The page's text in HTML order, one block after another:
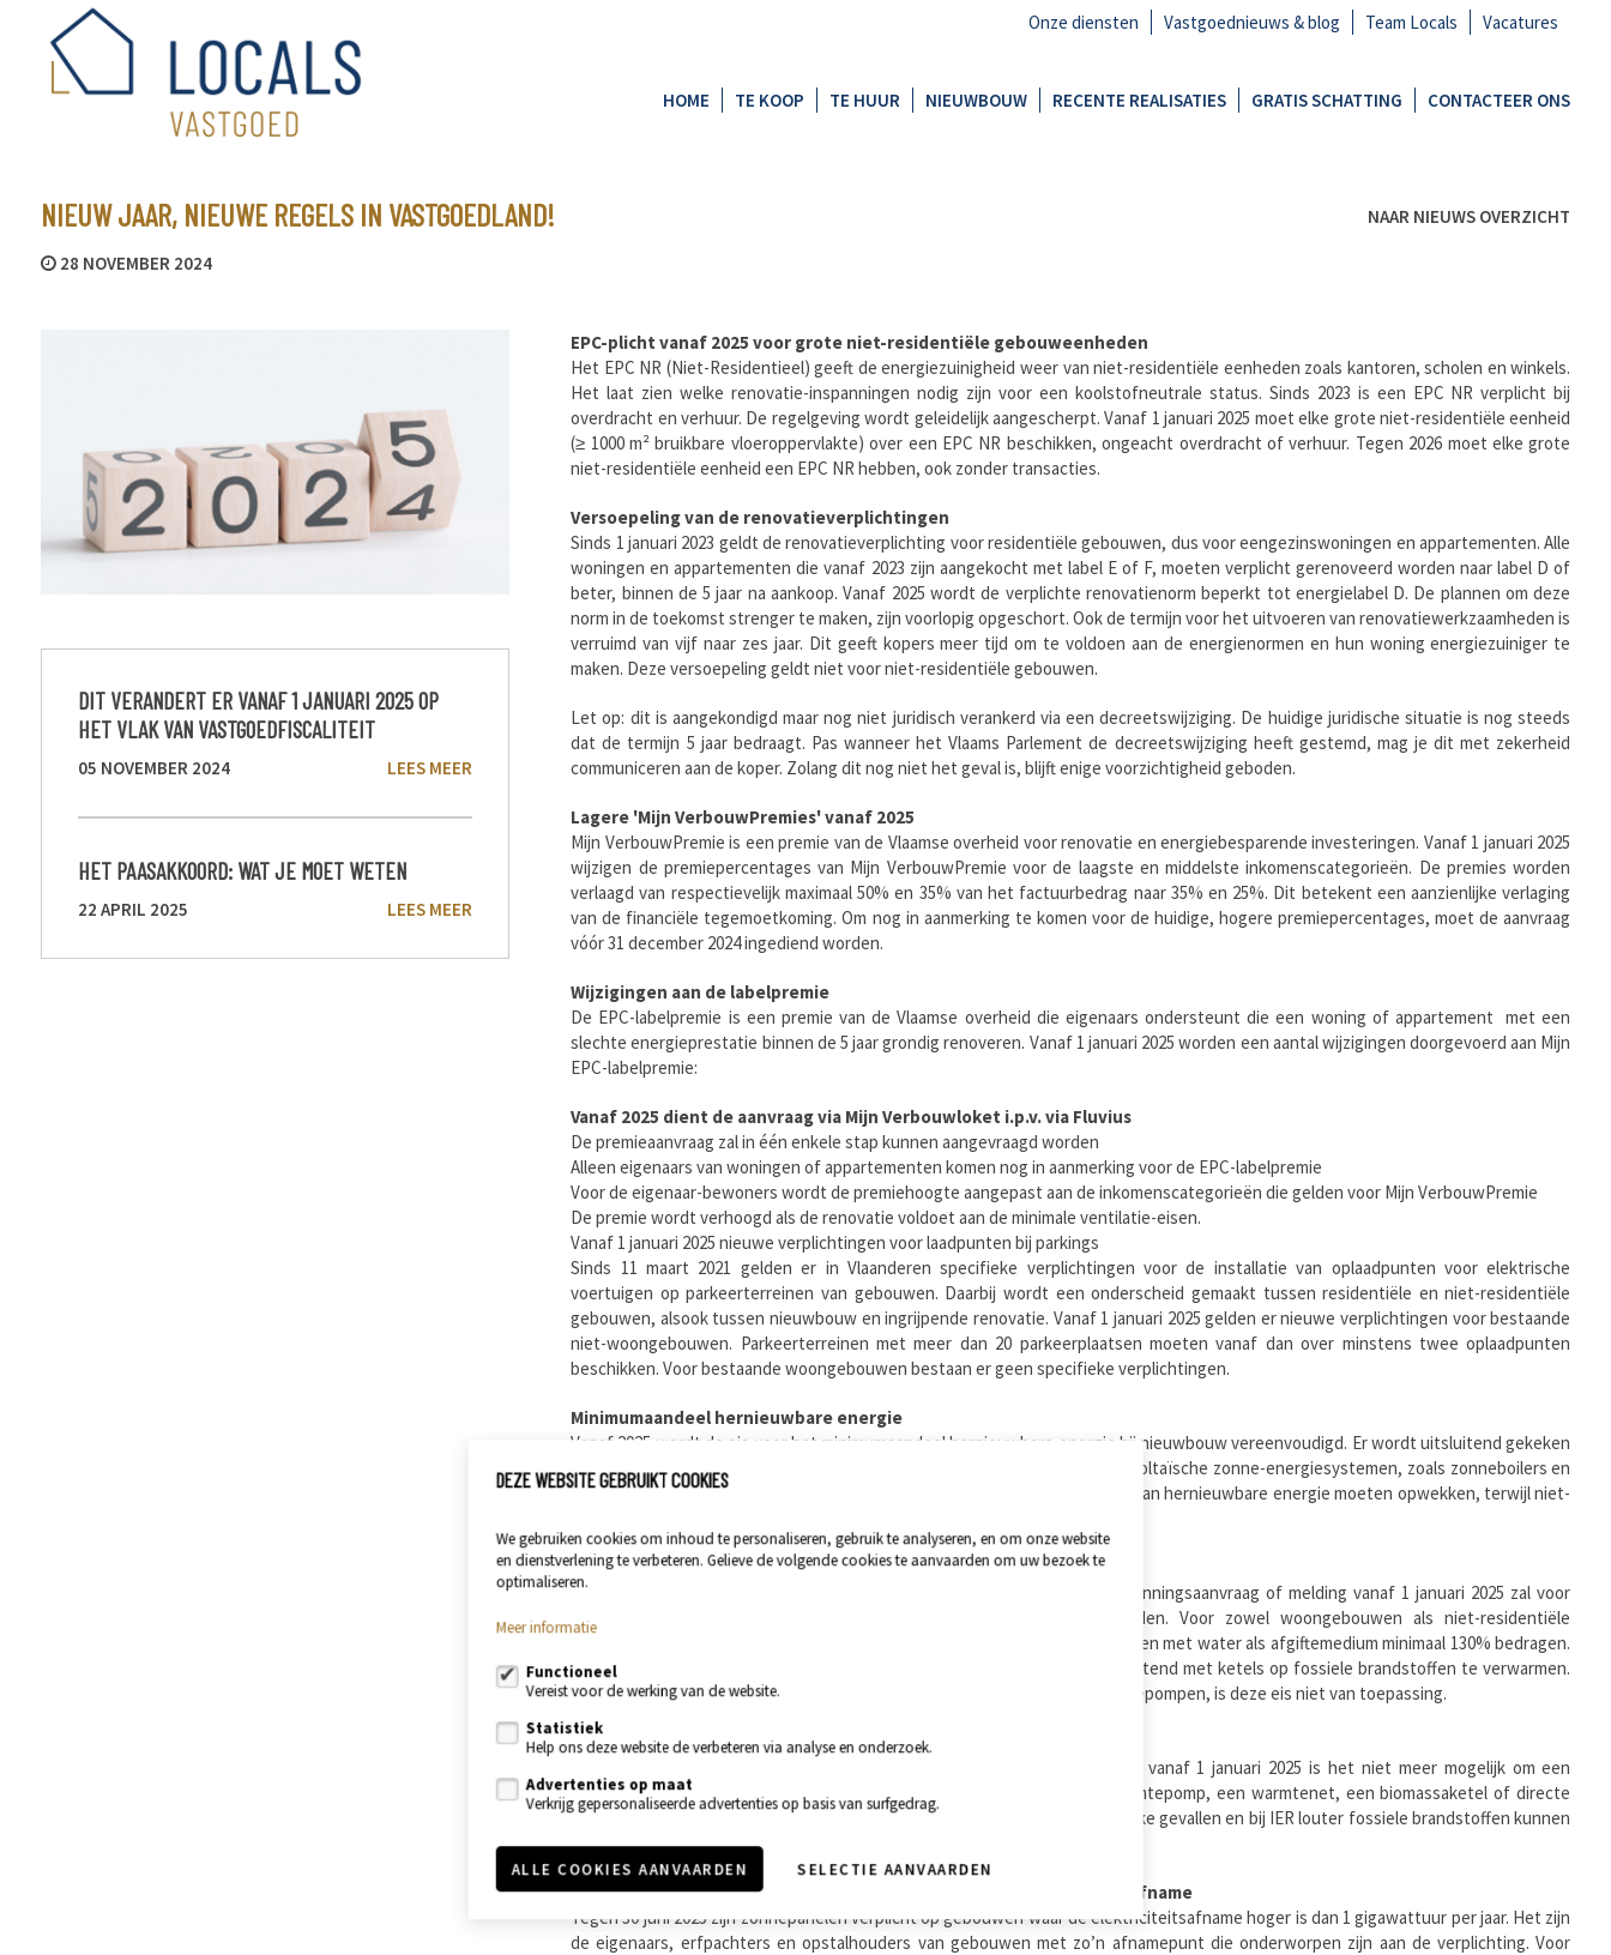
Onze diensten Vastgoednieuws & blog Team Locals Vacatures
HOME TE KOOP TE HUUR NIEUWBOUW RECENTE REALISATIES GRATIS SCHATTING CONTACTEER ONS
NIEUW JAAR, NIEUWE REGELS IN VASTGOEDLAND! NAAR NIEUWS OVERZICHT
28 NOVEMBER 2024
EPC-plicht vanaf 2025 voor grote niet-residentiële gebouweenheden
Het EPC NR (Niet-Residentieel) geeft de energiezuinigheid weer van niet-residentiële eenheden zoals kantoren, scholen en winkels.
Het laat zien welke renovatie-inspanningen nodig zijn voor een koolstofneutrale status. Sinds 2023 is een EPC NR verplicht bij
overdracht en verhuur. De regelgeving wordt geleidelijk aangescherpt. Vanaf 1 januari 2025 moet elke grote niet-residentiële eenheid
(≥ 1000 m² bruikbare vloeroppervlakte) over een EPC NR beschikken, ongeacht overdracht of verhuur. Tegen 2026 moet elke grote
niet-residentiële eenheid een EPC NR hebben, ook zonder transacties.
‍Versoepeling van de renovatieverplichtingen
Sinds 1 januari 2023 geldt de renovatieverplichting voor residentiële gebouwen, dus voor eengezinswoningen en appartementen. Alle
woningen en appartementen die vanaf 2023 zijn aangekocht met label E of F, moeten verplicht gerenoveerd worden naar label D of
beter, binnen de 5 jaar na aankoop. Vanaf 2025 wordt de verplichte renovatienorm beperkt tot energielabel D. De plannen om deze
norm in de toekomst strenger te maken, zijn voorlopig opgeschort. Ook de termijn voor het uitvoeren van renovatiewerkzaamheden is
verruimd van vijf naar zes jaar. Dit geeft kopers meer tijd om te voldoen aan de energienormen en hun woning energiezuiniger te
maken. Deze versoepeling geldt niet voor niet-residentiële gebouwen.
Let op: dit is aangekondigd maar nog niet juridisch verankerd via een decreetswijziging. De huidige juridische situatie is nog steeds
dat de termijn 5 jaar bedraagt. Pas wanneer het Vlaams Parlement de decreetswijziging heeft gestemd, mag je dit met zekerheid
communiceren aan de koper. Zolang dit nog niet het geval is, blijft enige voorzichtigheid geboden.
Lagere 'Mijn VerbouwPremies' vanaf 2025
Mijn VerbouwPremie is een premie van de Vlaamse overheid voor renovatie en energiebesparende investeringen. Vanaf 1 januari 2025
wijzigen de premiepercentages van Mijn VerbouwPremie voor de laagste en middelste inkomenscategorieën. De premies worden
verlaagd van respectievelijk maximaal 50% en 35% van het factuurbedrag naar 35% en 25%. Dit betekent een aanzienlijke verlaging
van de financiële tegemoetkoming. Om nog in aanmerking te komen voor de huidige, hogere premiepercentages, moet de aanvraag
vóór 31 december 2024 ingediend worden.
Wijzigingen aan de labelpremie
De EPC-labelpremie is een premie van de Vlaamse overheid die eigenaars ondersteunt die een woning of appartement met een
slechte energieprestatie binnen de 5 jaar grondig renoveren. Vanaf 1 januari 2025 worden een aantal wijzigingen doorgevoerd aan Mijn
EPC-labelpremie:
Vanaf 2025 dient de aanvraag via Mijn Verbouwloket i.p.v. via Fluvius
De premieaanvraag zal in één enkele stap kunnen aangevraagd worden
Alleen eigenaars van woningen of appartementen komen nog in aanmerking voor de EPC-labelpremie
Voor de eigenaar-bewoners wordt de premiehoogte aangepast aan de inkomenscategorieën die gelden voor Mijn VerbouwPremie
De premie wordt verhoogd als de renovatie voldoet aan de minimale ventilatie-eisen.
Vanaf 1 januari 2025 nieuwe verplichtingen voor laadpunten bij parkings
Sinds 11 maart 2021 gelden er in Vlaanderen specifieke verplichtingen voor de installatie van oplaadpunten voor elektrische
voertuigen op parkeerterreinen van gebouwen. Daarbij wordt een onderscheid gemaakt tussen residentiële en niet-residentiële
gebouwen, alsook tussen nieuwbouw en ingrijpende renovatie. Vanaf 1 januari 2025 gelden er nieuwe verplichtingen voor bestaande
niet-woongebouwen. Parkeerterreinen met meer dan 20 parkeerplaatsen moeten vanaf dan over minstens twee oplaadpunten
beschikken. Voor bestaande woongebouwen bestaan er geen specifieke verplichtingen.
Minimumaandeel hernieuwbare energie
Vanaf 2025 wordt de eis voor het minimumaandeel hernieuwbare energie bij nieuwbouw vereenvoudigd. Er wordt uitsluitend gekeken
naar de eigen productie van hernieuwbare energie via thermische en fotovoltaïsche zonne-energiesystemen, zoals zonneboilers en
zonnepanelen. Voor nieuwbouwwoningen geldt dat zij minimaal 15 kWh/m² aan hernieuwbare energie moeten opwekken, terwijl niet-
Minimaal installatierendement voor nieuwbouw en IER vanaf 2025
Bij nieuwbouw en bij ingrijpende energetische renovaties (IER) met vergunningsaanvraag of melding vanaf 1 januari 2025 zal voor
centrale verwarmingsinstallaties een minimaal installatierendement gelden. Voor zowel woongebouwen als niet-residentiële
gebouwen moet het installatierendement van centrale verwarmingssystemen met water als afgiftemedium minimaal 130% bedragen.
Hierdoor wordt het bij nieuwbouw en IER niet langer toegestaan om uitsluitend met ketels op fossiele brandstoffen te verwarmen.
Voor warmtenetten en luchtverwarmingssystemen, zoals lucht-luchtwarmtepompen, is deze eis niet van toepassing.
Geen gasaansluitingen meer bij nieuwbouw vanaf 2025
Voor nieuwbouwprojecten met stedenbouwkundige vergunningsaanvraag vanaf 1 januari 2025 is het niet meer mogelijk om een
gasaansluiting te krijgen. De verwarming kan dan enkel nog met een warmtepomp, een warmtenet, een biomassaketel of directe
elektrische verwarming. Het verbod houdt echter niet tegen dat in specifieke gevallen en bij IER louter fossiele brandstoffen kunnen
gebruikt worden voor verwarming.
Verplichting zonnepanelen voor gebouwen met hoge elektriciteitsafname
Tegen 30 juni 2025 zijn zonnepanelen verplicht op gebouwen waar de elektriciteitsafname hoger is dan 1 gigawattuur per jaar. Het zijn
de eigenaars, erfpachters en opstalhouders van gebouwen met zo’n afnamepunt die onderworpen zijn aan de verplichting. Voor
DIT VERANDERT ER VANAF 1 JANUARI 2025 OP
HET VLAK VAN VASTGOEDFISCALITEIT
05 NOVEMBER 2024 LEES MEER
HET PAASAKKOORD: WAT JE MOET WETEN
22 APRIL 2025 LEES MEER
DEZE WEBSITE GEBRUIKT COOKIES
We gebruiken cookies om inhoud te personaliseren, gebruik te analyseren, en om onze website
en dienstverlening te verbeteren. Gelieve de volgende cookies te aanvaarden om uw bezoek te
optimaliseren.
Meer informatie
Functioneel
Vereist voor de werking van de website.
Statistiek
Help ons deze website de verbeteren via analyse en onderzoek.
Advertenties op maat
Verkrijg gepersonaliseerde advertenties op basis van surfgedrag.
ALLE COOKIES AANVAARDEN SELECTIE AANVAARDEN